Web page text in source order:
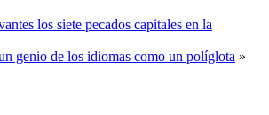
los siete pecados capitales en la
genio de los idiomas como un políglota »